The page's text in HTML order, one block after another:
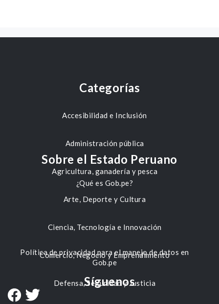
Categorías
Accesibilidad e Inclusión
Administración pública
Agricultura, ganadería y pesca
Arte, Deporte y Cultura
Ciencia, Tecnología e Innovación
Comercio, Negocio y Emprendimiento
Defensa, Seguridad y Justicia
Sobre el Estado Peruano
¿Qué es Gob.pe?
Política de privacidad para el manejo de datos en
Gob.pe
Síguenos